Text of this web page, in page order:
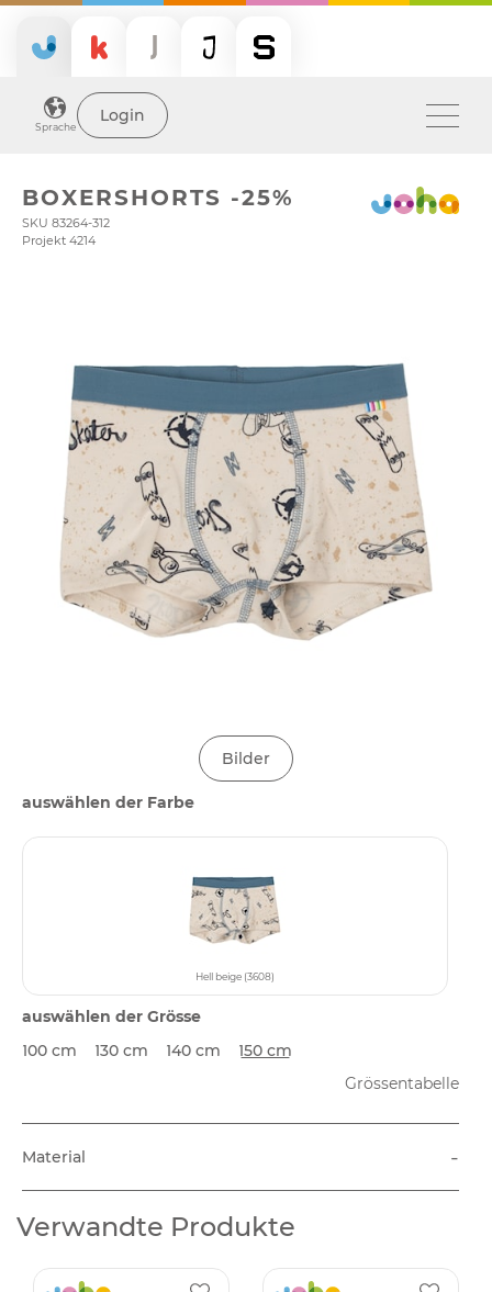
Sprache
Login
BOXERSHORTS -25%
SKU 83264-312
Projekt 4214
Bilder
auswählen der Farbe
Hell beige (3608)
auswählen der Grösse
100 cm
130 cm 140 cm
150 cm
Grössentabelle
Material -
Verwandte Produkte